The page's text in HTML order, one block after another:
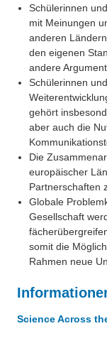
Schülerinnen
mit Meinungen
anderen
den eigenen
andere
Schülerinnen
gehört
aber auch die
Die
europäischer
Partnerschaften
Globale
Gesellschaft
somit die
Rahmen neue
Science Across